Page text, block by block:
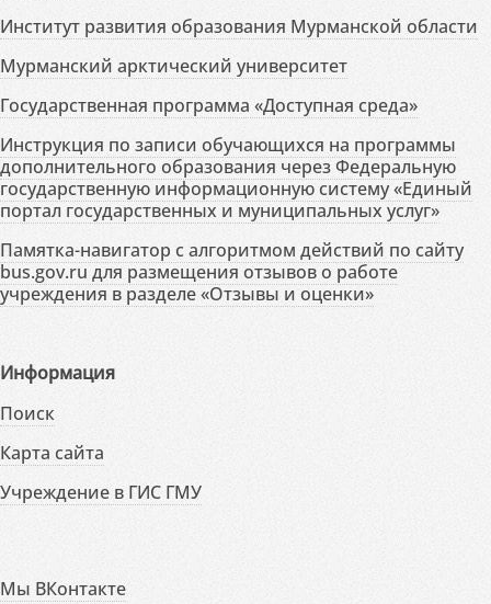
Институт развития образования Мурманской области
Мурманский арктический университет
Государственная программа «Доступная среда»
Инструкция по записи обучающихся на программы
дополнительного образования через Федеральную
государственную информационную систему «Единый
портал государственных и муниципальных услуг»
Памятка-навигатор с алгоритмом действий по сайту
bus.gov.ru для размещения отзывов о работе
учреждения в разделе «Отзывы и оценки»
Информация
Поиск
Карта сайта
Учреждение в ГИС ГМУ
Мы ВКонтакте